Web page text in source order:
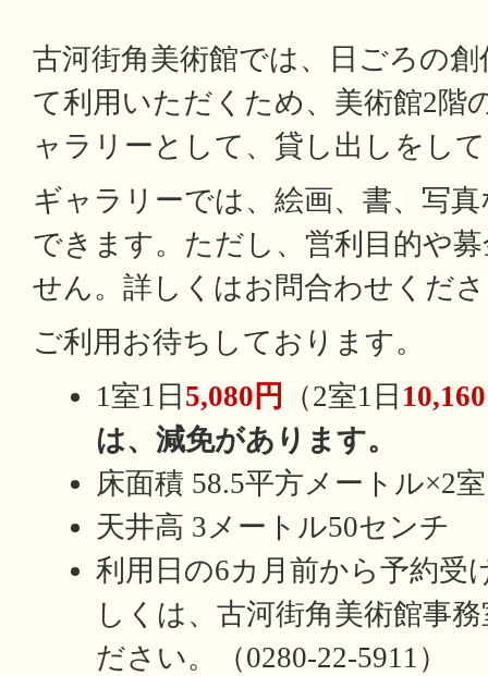
古河街角美術館では、日ごろの
て利用いただくため、美術館2階
ャラリーとして、貸し出しをし
ギャラリーでは、絵画、書、写
できます。ただし、営利目的や
せん。詳しくはお問合わせくだ
ご利用お待ちしております。
1室1日 5,080円 （2室1日
は、減免があります。
床面積 58.5平方メートル×2室
天井高 3メートル50センチ
利用日の6カ月前から予約受
しくは、古河街角美術館事
ださい。（0280-22-5911）